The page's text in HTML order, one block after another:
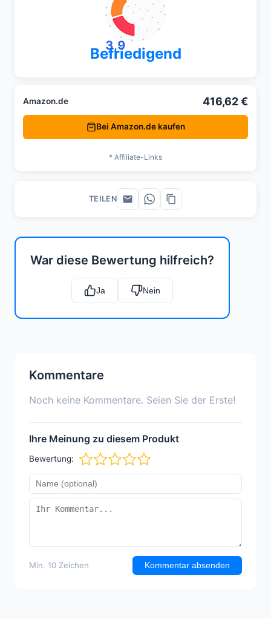
War diese Bewertung hilfreich?
Ja Nein
Kommentare
Noch keine Kommentare. Seien Sie der Erste!
Ihre Meinung zu diesem Produkt
Bewertung:
Min. 10 Zeichen Kommentar absenden
3,9
Befriedigend
Amazon.de 416,62 €
Bei Amazon.de kaufen
* Affiliate-Links
TEILEN